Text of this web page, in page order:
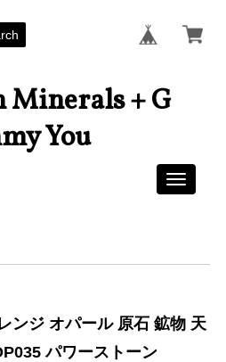
+ G
You
Toggle
ンジ オパール 原石 鉱物 天
パワーストーン